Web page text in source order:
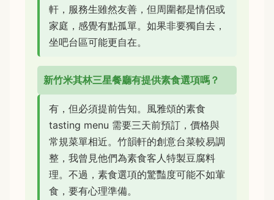
軒，服務生雖然友善，但周圍都是情侶或
家庭，感覺有點孤單。如果非要獨自去，
坐吧台區可能更自在。
新竹米其林三星餐廳有提供素食選項嗎？
有，但必須提前告知。風雅頌的素食
tasting menu 需要三天前預訂，價格與
常規菜單相近。竹韻軒的創意台菜較易調
整，我曾見他們為素食客人特製豆腐料
理。不過，素食選項的驚豔度可能不如葷
食，要有心理準備。